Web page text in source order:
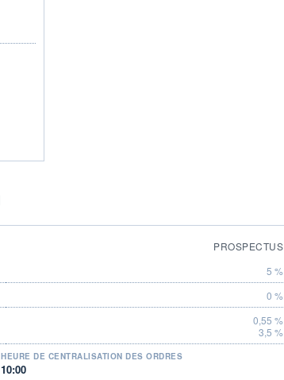
PROSPECTUS
5 %
0 %
0,55 %
3,5 %
HEURE DE CENTRALISATION DES ORDRES
10:00